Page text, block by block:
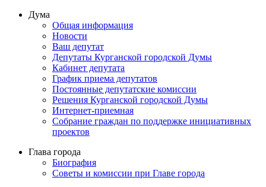
Дума
Общая информация
Новости
Ваш депутат
Депутаты Курганской городской Думы
Кабинет депутата
График приема депутатов
Постоянные депутатские комиссии
Решения Курганской городской Думы
Интернет-приемная
Собрание граждан по поддержке инициативных
проектов
Глава города
Биография
Советы и комиссии при Главе города